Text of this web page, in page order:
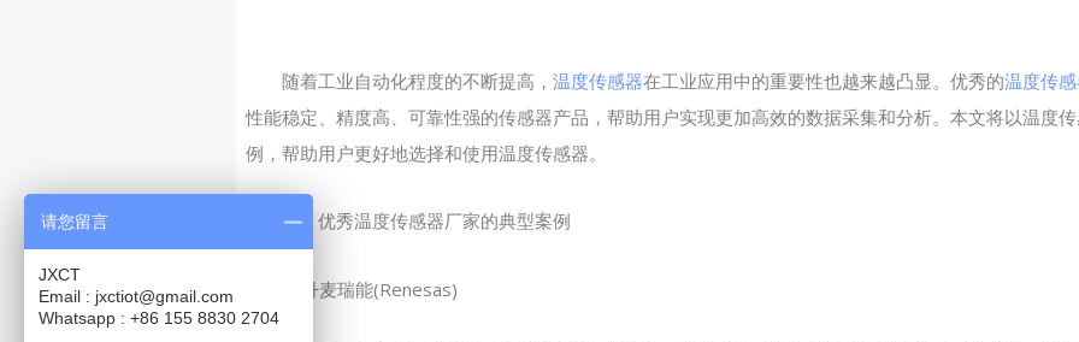
随着工业自动化程度的不断提高， 温度传感器在工业应用中的重要性也越来越凸显。优秀的温度传
性能稳定、精度高、可靠性强的传感器产品，帮助用户实现更加高效的数据采集和分析。本文将以温度
例，帮助用户更好地选择和使用温度传感器。
一、优秀温度传感器厂家的典型案例
1. 丹麦瑞能(Renesas)
请您留言
JXCT
Email : jxctiot@gmail.com
Whatsapp : +86 155 8830 2704